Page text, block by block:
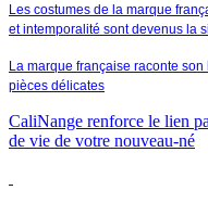
Les costumes de la marque
et intemporalité sont devenus la
La marque française raconte
pièces délicates
CaliNange renforce le lien
de vie de votre nouveau-né